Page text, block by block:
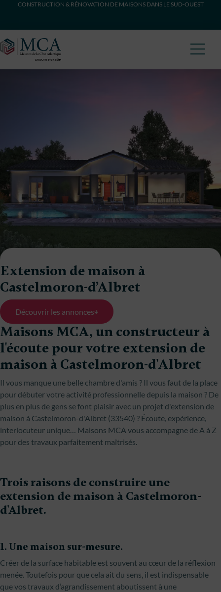
CONSTRUCTION & RÉNOVATION DE MAISONS DANS LE SUD-OUEST
Extension de maison à
Castelmoron-d’Albret
Découvrir les annonces
Maisons MCA, un constructeur à
l'écoute pour votre extension de
maison à Castelmoron-d'Albret
Il vous manque une belle chambre d'amis ? Il vous faut de la place
pour débuter votre activité professionnelle depuis la maison ? De
plus en plus de gens se font plaisir avec un projet d'extension de
maison à Castelmoron-d'Albret (33540) ? Écoute, expérience,
interlocuteur unique… Maisons MCA vous accompagne de A à Z
pour des travaux parfaitement maîtrisés.
Trois raisons de construire une
extension de maison à Castelmoron-
d'Albret.
1. Une maison sur-mesure.
Créer de la surface habitable est souvent au cœur de la réflexion
menée. Toutefois pour que cela ait du sens, il est indispensable
que vos travaux d’agrandissement aboutissent à une